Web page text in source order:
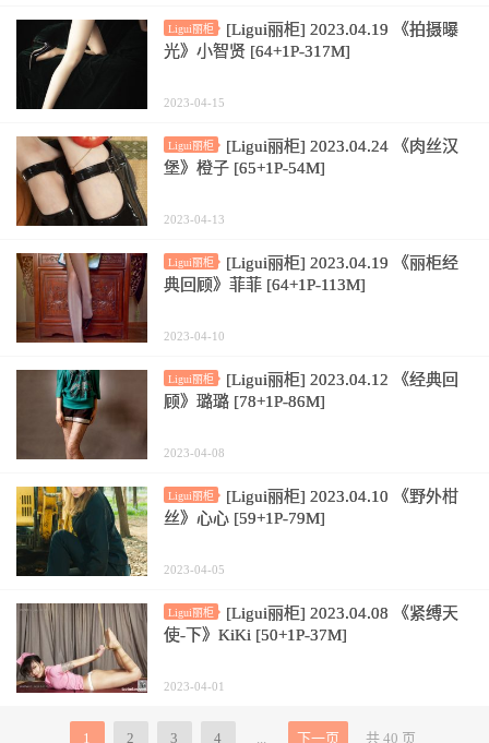
Ligui丽柜
[Ligui丽柜] 2023.04.19 《拍摄曝
光》小智贤 [64+1P-317M]
2023-04-15
Ligui丽柜
[Ligui丽柜] 2023.04.24 《肉丝汉
堡》橙子 [65+1P-54M]
2023-04-13
Ligui丽柜
[Ligui丽柜] 2023.04.19 《丽柜经
典回顾》菲菲 [64+1P-113M]
2023-04-10
Ligui丽柜
[Ligui丽柜] 2023.04.12 《经典回
顾》璐璐 [78+1P-86M]
2023-04-08
Ligui丽柜
[Ligui丽柜] 2023.04.10 《野外柑
丝》心心 [59+1P-79M]
2023-04-05
Ligui丽柜
[Ligui丽柜] 2023.04.08 《紧缚天
使-下》KiKi [50+1P-37M]
2023-04-01
1 2 3 4 ... 下一页 共 40 页